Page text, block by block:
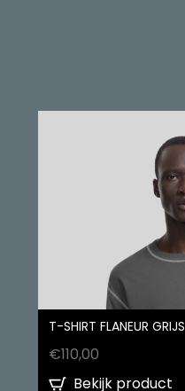
T-SHIRT FLANEUR GRIJS
€110,00
Bekijk product